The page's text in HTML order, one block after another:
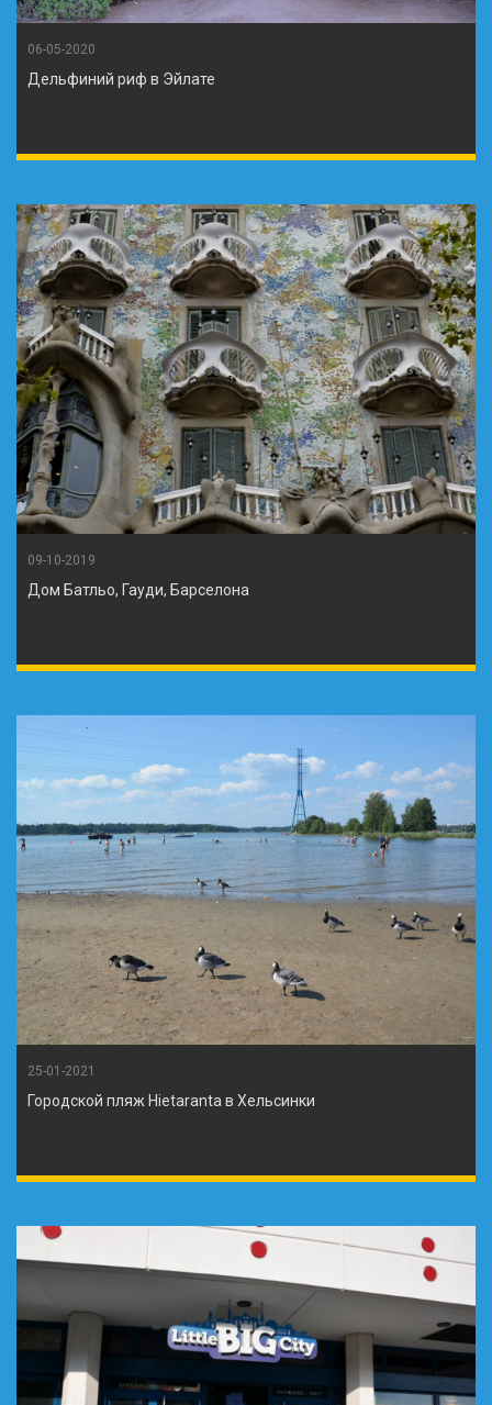
06-05-2020
Дельфиний риф в Эйлате
09-10-2019
Дом Батльо, Гауди, Барселона
25-01-2021
Городской пляж Hietaranta в Хельсинки